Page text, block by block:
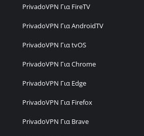
PrivadoVPN Για FireTV
PrivadoVPN Για AndroidTV
PrivadoVPN Για tvOS
PrivadoVPN Για Chrome
PrivadoVPN Για Edge
PrivadoVPN Για Firefox
PrivadoVPN Για Brave